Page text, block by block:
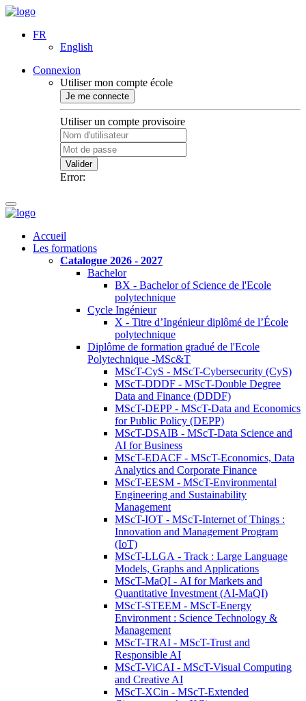
FR
English
Connexion
Utiliser mon compte école
Je me connecte
Utiliser un compte provisoire
Valider
Error:
Accueil
Les formations
Catalogue 2026 - 2027
Bachelor
BX - Bachelor of Science de l'Ecole
polytechnique
Cycle Ingénieur
X - Titre d’Ingénieur diplômé de l’École
polytechnique
Diplôme de formation gradué de l'Ecole
Polytechnique -MSc&T
MScT-CyS - MScT-Cybersecurity (CyS)
MScT-DDDF - MScT-Double Degree
Data and Finance (DDDF)
MScT-DEPP - MScT-Data and Economics
for Public Policy (DEPP)
MScT-DSAIB - MScT-Data Science and
AI for Business
MScT-EDACF - MScT-Economics, Data
Analytics and Corporate Finance
MScT-EESM - MScT-Environmental
Engineering and Sustainability
Management
MScT-IOT - MScT-Internet of Things :
Innovation and Management Program
(IoT)
MScT-LLGA - Track : Large Language
Models, Graphs and Applications
MScT-MaQI - AI for Markets and
Quantitative Investment (AI-MaQI)
MScT-STEEM - MScT-Energy
Environment : Science Technology &
Management
MScT-TRAI - MScT-Trust and
Responsible AI
MScT-ViCAI - MScT-Visual Computing
and Creative AI
MScT-XCin - MScT-Extended